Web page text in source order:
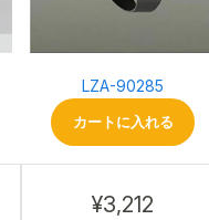
LZA-90285
カートに入れる
¥3,212